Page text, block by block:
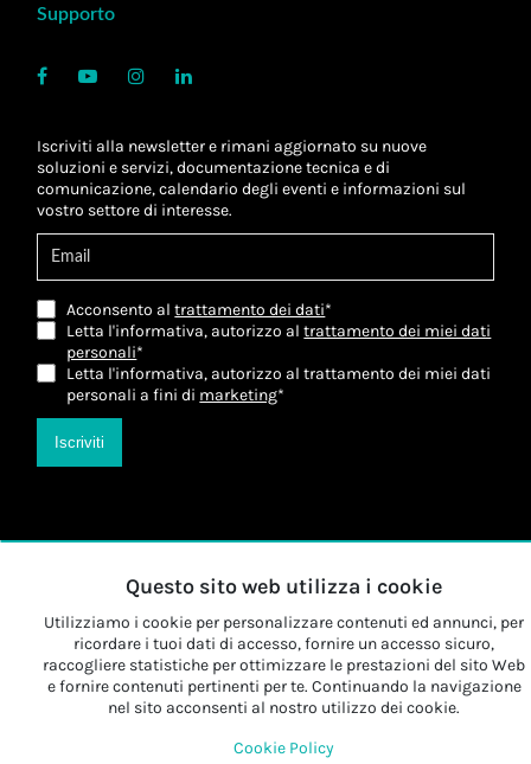
Supporto
Iscriviti alla newsletter e rimani aggiornato su nuove
soluzioni e servizi, documentazione tecnica e di
comunicazione, calendario degli eventi e informazioni sul
vostro settore di interesse.
Acconsento altrattamento dei dati*
Letta l'informativa, autorizzo altrattamento dei miei dati
personali*
Letta l'informativa, autorizzo al trattamento dei miei dati
personali a fini di marketing*
Iscriviti
Questo sito web utilizza i cookie
Utilizziamo i cookie per personalizzare contenuti ed annunci, per
ricordare i tuoi dati di accesso, fornire un accesso sicuro,
raccogliere statistiche per ottimizzare le prestazioni del sito Web
e fornire contenuti pertinenti per te. Continuando la navigazione
nel sito acconsenti al nostro utilizzo dei cookie.
Cookie Policy